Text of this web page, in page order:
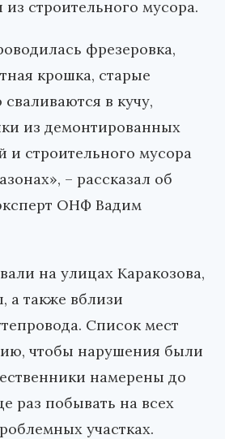
из строительного мусора.
фрезеровка,
крошка, старые
в кучу,
из демонтированных
и строительного мусора
– рассказал об
ОНФ Вадим
на улицах Каракозова,
а также вблизи
Список мест
чтобы нарушения были
намерены до
раз побывать на всех
участках.